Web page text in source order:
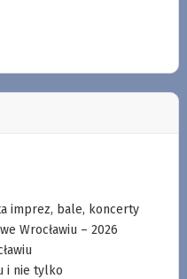
imprez, bale, koncerty
Wrocławiu – 2026
i nie tylko